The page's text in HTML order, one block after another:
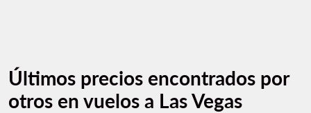
Últimos precios encontrados por
otros en vuelos a Las Vegas